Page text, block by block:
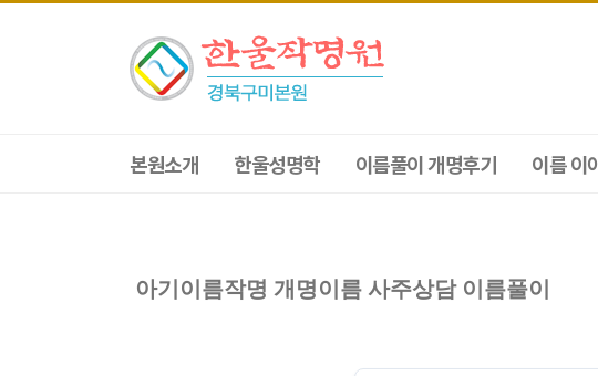
본원소개 한울성명학 이름풀이 개명후기 이름 이
아기이름작명 개명이름 사주상담 이름풀이